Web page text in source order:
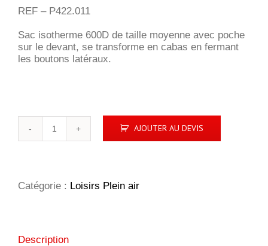
REF – P422.011
Sac isotherme 600D de taille moyenne avec poche
sur le devant, se transforme en cabas en fermant
les boutons latéraux.
AJOUTER AU DEVIS
Catégorie : Loisirs Plein air
Description